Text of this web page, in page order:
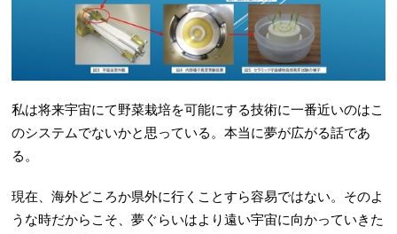
私は将来宇宙にて野菜栽培を可能にする技術に一番近いのはこ
のシステムでないかと思っている。本当に夢が広がる話であ
る。
現在、海外どころか県外に行くことすら容易ではない。そのよ
うな時だからこそ、夢ぐらいはより遠い宇宙に向かっていきた